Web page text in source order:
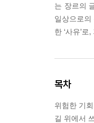
는 장르의
일상으로의
한 ‘사유’
목차
위험한 기
길 위에서